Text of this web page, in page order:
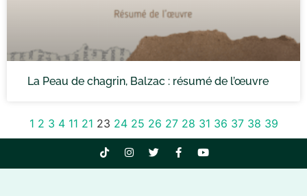
La Peau de chagrin, Balzac : résumé de l’œuvre
1 2 3 4 11 21 23 24 25 26 27 28 31 36 37 38 39